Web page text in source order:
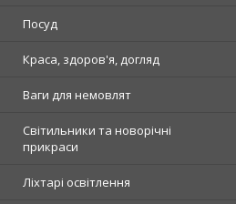
Посуд
Краса, здоров'я, догляд
Ваги для немовлят
Світильники та новорічні
прикраси
Ліхтарі освітлення